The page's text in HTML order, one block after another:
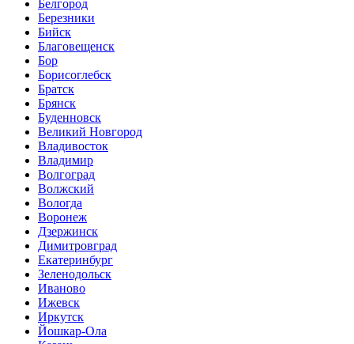
Белгород
Березники
Бийск
Благовещенск
Бор
Борисоглебск
Братск
Брянск
Буденновск
Великий Новгород
Владивосток
Владимир
Волгоград
Волжский
Вологда
Воронеж
Дзержинск
Димитровград
Екатеринбург
Зеленодольск
Иваново
Ижевск
Иркутск
Йошкар-Ола